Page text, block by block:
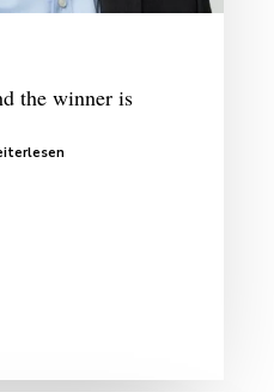
the winner is